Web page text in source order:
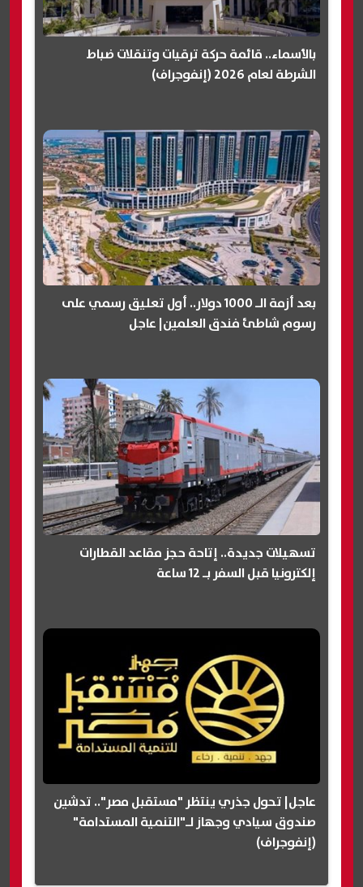
بالأسماء.. قائمة حركة ترقيات وتنقلات ضباط
الشرطة لعام 2026 (إنفوجراف)
بعد أزمة الـ 1000 دولار.. أول تعليق رسمي على
رسوم شاطئ فندق العلمين| عاجل
تسهيلات جديدة.. إتاحة حجز مقاعد القطارات
إلكترونيا قبل السفر بـ 12 ساعة
عاجل| تحول جذري ينتظر "مستقبل مصر".. تدشين
صندوق سيادي وجهاز لـ"التنمية المستدامة"
(إنفوجراف)